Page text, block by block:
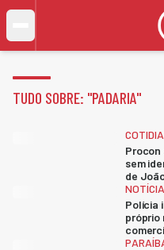
TUDO SOBRE: "PADARIA"
Procon
sem
de
Polícia
próprio